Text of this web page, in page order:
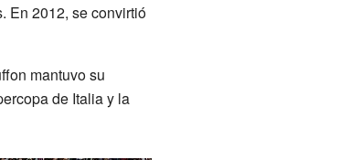
En 2012, se convirtió
mantuvo su
de Italia y la